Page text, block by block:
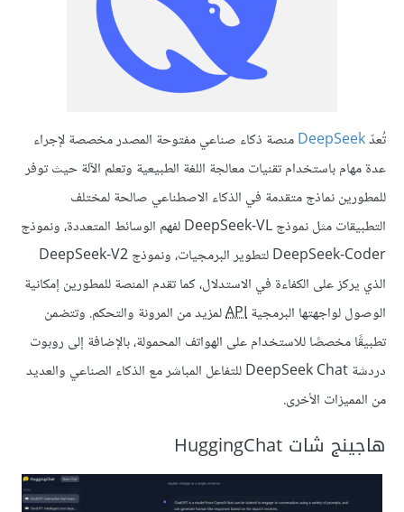
تُعدّDeepSeekمنصة ذكاء صناعي مفتوحة المصدر مخصصة لإجراء
عدة مهام باستخدام تقنيات معالجة اللغة الطبيعية وتعلم الآلة حيث توفر
للمطورين نماذج متقدمة في الذكاء الاصطناعي صالحة لمختلف
التطبيقات مثل نموذج DeepSeek-VL لفهم الوسائط المتعددة، ونموذج
DeepSeek-Coder لتطوير البرمجيات، ونموذج DeepSeek-V2
الذي يركز على الكفاءة في الاستدلال، كما تقدم المنصة للمطورين إمكانية
الوصول لواجهتها البرمجيةAPIلمزيد من المرونة والتحكم. وتتضمن
تطبيقًا مخصصًا للاستخدام على الهواتف المحمولة، بالإضافة إلى روبوت
دردشة DeepSeek Chat للتفاعل المباشر مع الذكاء الصناعي والعديد
من المميزات الأخرى.
هاجينج شات HuggingChat